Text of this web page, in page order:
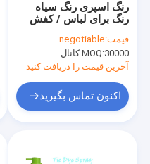
News
رنگ اسپری پارچه
گرافیتی رنگ اسپری
رنگ اسپری رنگ سیاه
رنگ برای لباس / کفش
است
قیمت:negotiable
MOQ:30000 کانال
آخرین قیمت را دریافت کنید
اکنون تماس بگیرید